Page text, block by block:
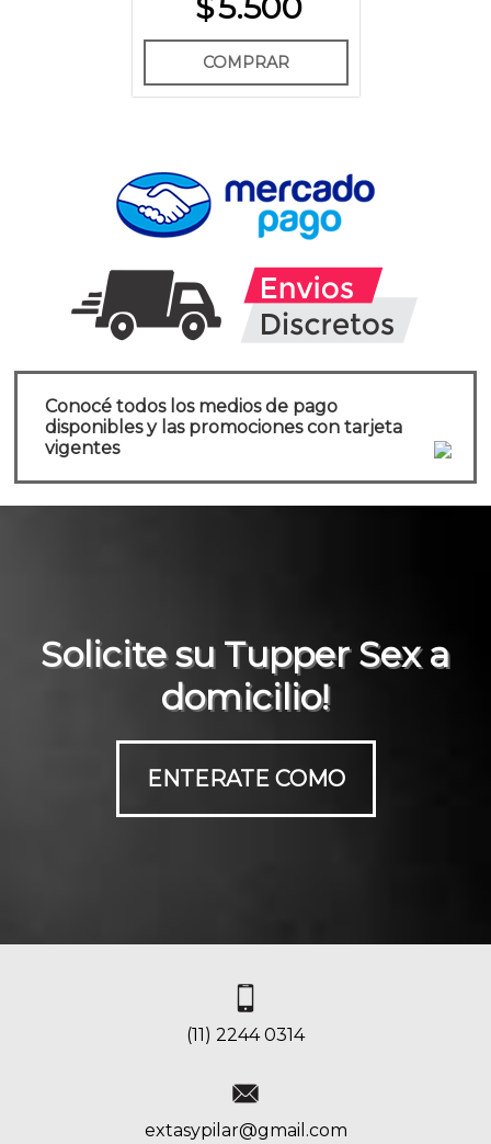
COMPRAR
Conocé todos los medios de pago
disponibles y las promociones con tarjeta
vigentes
Solicite su Tupper Sex a
domicilio!
ENTERATE COMO
(11) 2244 0314
extasypilar@gmail.com